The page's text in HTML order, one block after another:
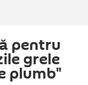
pentru
grele
plumb"